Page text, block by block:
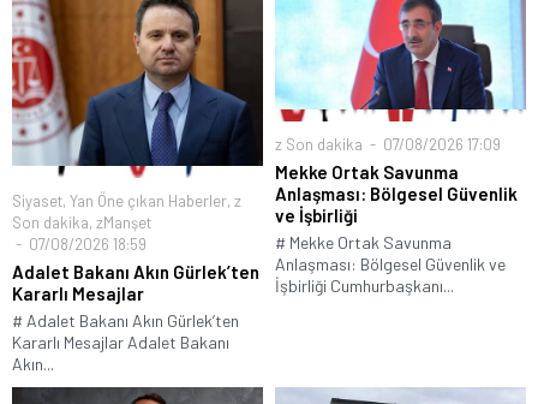
Siyaset, Yan Öne çıkan Haberler, z
Son dakika, zManşet
07/08/2026 18:59
Adalet Bakanı Akın Gürlek’ten
Kararlı Mesajlar
# Adalet Bakanı Akın Gürlek’ten
Kararlı Mesajlar Adalet Bakanı
Akın...
z Son dakika 07/08/2026 17:09
Mekke Ortak Savunma
Anlaşması: Bölgesel Güvenlik
ve İşbirliği
# Mekke Ortak Savunma
Anlaşması: Bölgesel Güvenlik ve
İşbirliği Cumhurbaşkanı...